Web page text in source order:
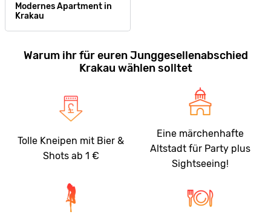
Modernes Apartment in
Krakau
Warum ihr für euren Junggesellenabschied
Krakau wählen solltet
Tolle Kneipen mit Bier &
Shots ab 1 €
Eine märchenhafte
Altstadt für Party plus
Sightseeing!